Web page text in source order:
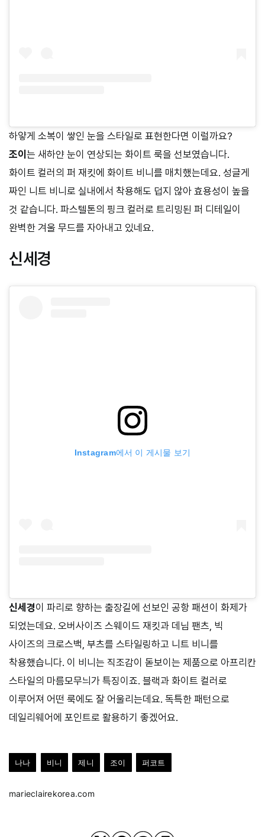
하얗게 소복이 쌓인 눈을 스타일로 표현한다면 이럴까요?
조이 는 새하얀 눈이 연상되는 화이트 룩을 선보였습니다.
화이트 컬러의 퍼 재킷에 화이트 비니를 매치했는데요. 성글게
짜인 니트 비니로 실내에서 착용해도 덥지 않아 효용성이 높을
것 같습니다. 파스텔톤의 핑크 컬러로 트리밍된 퍼 디테일이
완벽한 겨울 무드를 자아내고 있네요.
신세경
Instagram에서 이 게시물 보기
신세경이 파리로 향하는 출장길에 선보인 공항 패션이 화제가
되었는데요. 오버사이즈 스웨이드 재킷과 데님 팬츠, 빅
사이즈의 크로스백, 부츠를 스타일링하고 니트 비니를
착용했습니다. 이 비니는 직조감이 돋보이는 제품으로 아프리칸
스타일의 마름모무늬가 특징이죠. 블랙과 화이트 컬러로
이루어져 어떤 룩에도 잘 어울리는데요. 독특한 패턴으로
데일리웨어에 포인트로 활용하기 좋겠어요.
나나 비니 제니 조이 퍼코트
marieclairekorea.com